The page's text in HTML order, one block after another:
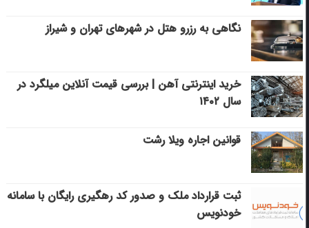
نگاهی به رزرو هتل در شهرهای تهران و شیراز
خرید اینترنتی آهن | بررسی قیمت آنلاین میلگرد در
سال ۱۴۰۲
قوانین اجاره ویلا رشت
ثبت قرارداد ملک و صدور کد رهگیری رایگان با سامانه
خودنویس